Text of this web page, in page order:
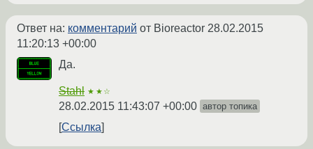
Ответ на: комментарий от Bioreactor 28.02.2015
11:20:13 +00:00
Да.
Stahl ★★☆
28.02.2015 11:43:07 +00:00 автор топика
Ссылка